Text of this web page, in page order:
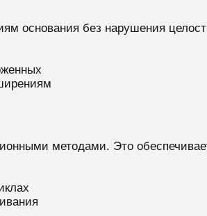
основания без нарушения
методами. Это